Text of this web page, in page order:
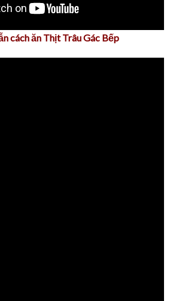
cách ăn Thịt Trâu Gác Bếp